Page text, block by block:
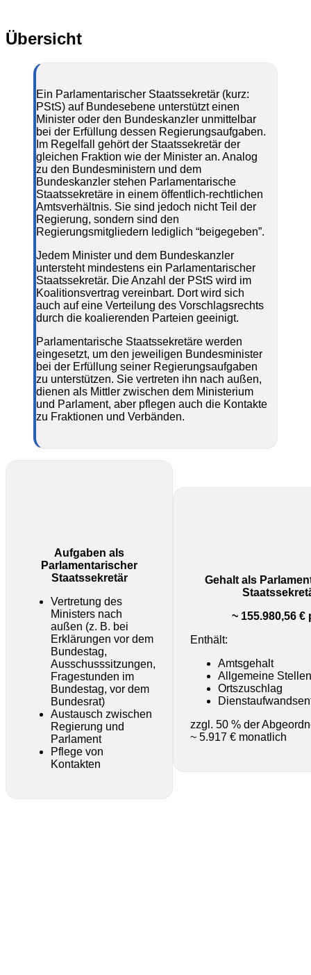
Übersicht
Ein Parlamentarischer Staatssekretär (kurz:
PStS) auf Bundesebene unterstützt einen
Minister oder den Bundeskanzler unmittelbar
bei der Erfüllung dessen Regierungsaufgaben.
Im Regelfall gehört der Staatssekretär der
gleichen Fraktion wie der Minister an. Analog
zu den Bundesministern und dem
Bundeskanzler stehen Parlamentarische
Staatssekretäre in einem öffentlich-rechtlichen
Amtsverhältnis. Sie sind jedoch nicht Teil der
Regierung, sondern sind den
Regierungsmitgliedern lediglich “beigegeben”.
Jedem Minister und dem Bundeskanzler
untersteht mindestens ein Parlamentarischer
Staatssekretär. Die Anzahl der PStS wird im
Koalitionsvertrag vereinbart. Dort wird sich
auch auf eine Verteilung des Vorschlagsrechts
durch die koalierenden Parteien geeinigt.
Parlamentarische Staatssekretäre werden
eingesetzt, um den jeweiligen Bundesminister
bei der Erfüllung seiner Regierungsaufgaben
zu unterstützen. Sie vertreten ihn nach außen,
dienen als Mittler zwischen dem Ministerium
und Parlament, aber pflegen auch die Kontakte
zu Fraktionen und Verbänden.
Aufgaben als
Parlamentarischer
Staatssekretär
Vertretung des
Ministers nach
außen (z. B. bei
Erklärungen vor dem
Bundestag,
Ausschusssitzungen,
Fragestunden im
Bundestag, vor dem
Bundesrat)
Austausch zwischen
Regierung und
Parlament
Pflege von
Kontakten
Gehalt als
~ 155.980,56 €
Enthält:
Amtsgehalt
Allgemeine
Ortszuschlag
zzgl. 50 % der
~ 5.917 € monatlich